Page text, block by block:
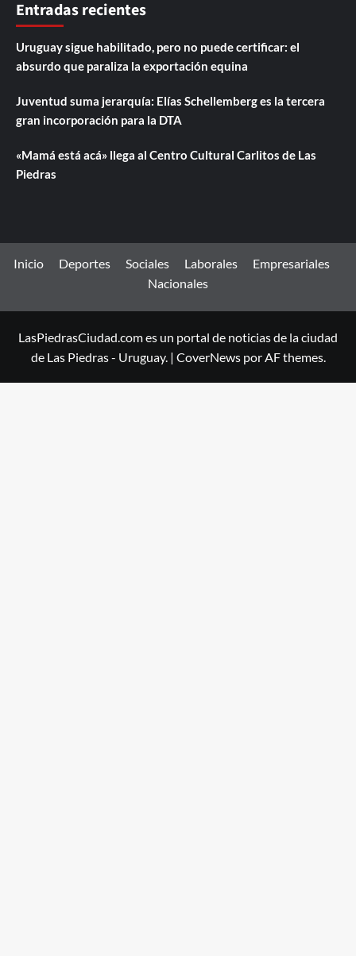
Entradas recientes
Uruguay sigue habilitado, pero no puede certificar: el
absurdo que paraliza la exportación equina
Juventud suma jerarquía: Elías Schellemberg es la tercera
gran incorporación para la DTA
«Mamá está acá» llega al Centro Cultural Carlitos de Las
Piedras
Inicio Deportes Sociales Laborales
Empresariales
Nacionales
LasPiedrasCiudad.com es un portal de noticias de la ciudad
de Las Piedras - Uruguay. | CoverNewspor AF themes.